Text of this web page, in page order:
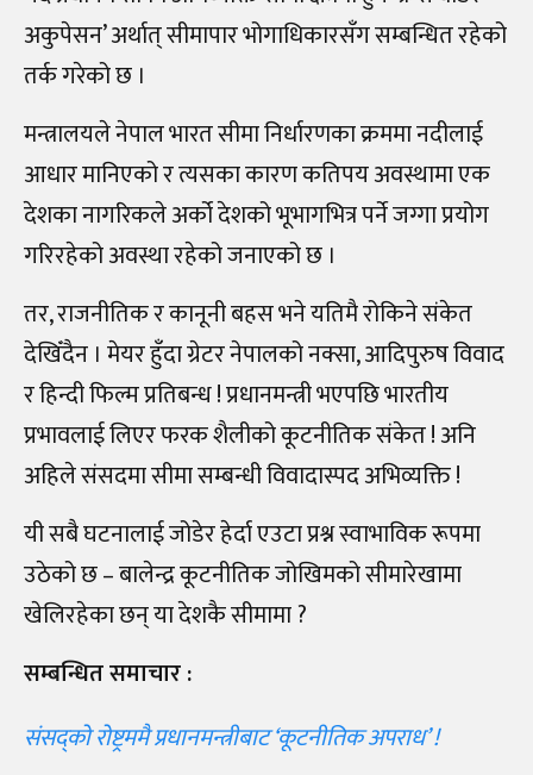
अकुपेसन’ अर्थात् सीमापार भोगाधिकारसँग सम्बन्धित रहेको
तर्क गरेको छ ।
मन्त्रालयले नेपाल भारत सीमा निर्धारणका क्रममा नदीलाई
आधार मानिएको र त्यसका कारण कतिपय अवस्थामा एक
देशका नागरिकले अर्को देशको भूभागभित्र पर्ने जग्गा प्रयोग
गरिरहेको अवस्था रहेको जनाएको छ ।
तर, राजनीतिक र कानूनी बहस भने यतिमै रोकिने संकेत
देखिँदैन । मेयर हुँदा ग्रेटर नेपालको नक्सा, आदिपुरुष विवाद
र हिन्दी फिल्म प्रतिबन्ध ! प्रधानमन्त्री भएपछि भारतीय
प्रभावलाई लिएर फरक शैलीको कूटनीतिक संकेत ! अनि
अहिले संसदमा सीमा सम्बन्धी विवादास्पद अभिव्यक्ति !
यी सबै घटनालाई जोडेर हेर्दा एउटा प्रश्न स्वाभाविक रूपमा
उठेको छ – बालेन्द्र कूटनीतिक जोखिमको सीमारेखामा
खेलिरहेका छन् या देशकै सीमामा ?
सम्बन्धित समाचार :
संसद्‌को रोष्ट्रममै प्रधानमन्त्रीबाट ‘कूटनीतिक अपराध’ !